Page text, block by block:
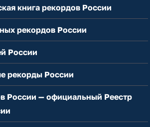
книга рекордов России
рекордов России
России
рекорды России
России — официальный Реестр